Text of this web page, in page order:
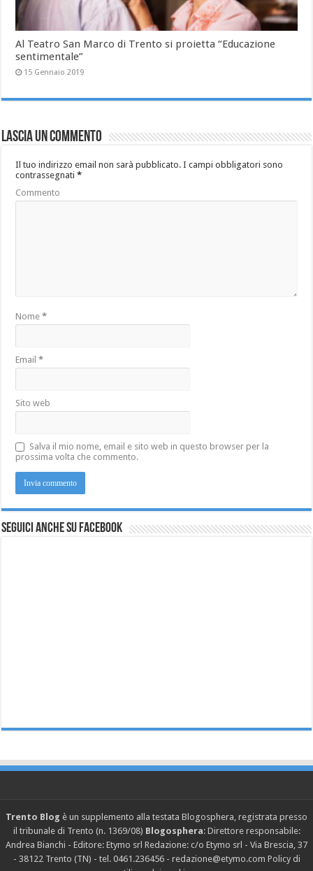
Al Teatro San Marco di Trento si proietta “Educazione
sentimentale”
15 Gennaio 2019
Lascia un commento
Il tuo indirizzo email non sarà pubblicato. I campi obbligatori sono
contrassegnati*
Commento
Nome*
Email*
Sito web
Salva il mio nome, email e sito web in questo browser per la
prossima volta che commento.
Seguici anche su Facebook
Trento Blog è un supplemento alla testata Blogosphera, registrata presso
il tribunale di Trento (n. 1369/08) Blogosphera: Direttore responsabile:
Andrea Bianchi - Editore: Etymo srl Redazione: c/o Etymo srl - Via Brescia, 37
- 38122 Trento (TN) - tel. 0461.236456 - redazione@etymo.com Policy di